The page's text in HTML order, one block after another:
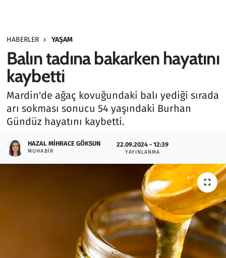
HABERLER YAŞAM
Balın tadına bakarken hayatını
kaybetti
Mardin'de ağaç kovuğundaki balı yediği sırada
arı sokması sonucu 54 yaşındaki Burhan
Gündüz hayatını kaybetti.
HAZAL MIHRACE GÖKSUN
MUHABIR
22.09.2024 - 12:39
YAYINLANMA
Haber
Kültür Sanat
Kurumsal Haberler
Lezzet Durağı
Memur ve Kamu
Resmi İlanlar